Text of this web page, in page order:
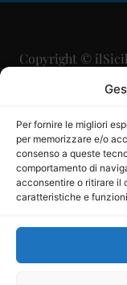
Per fornire le migliori
per memorizzare e/o
consenso a queste
comportamento di
acconsentire o ritirare il
caratteristiche e
Copyright ©
Direttore
Direttore
Mercurio